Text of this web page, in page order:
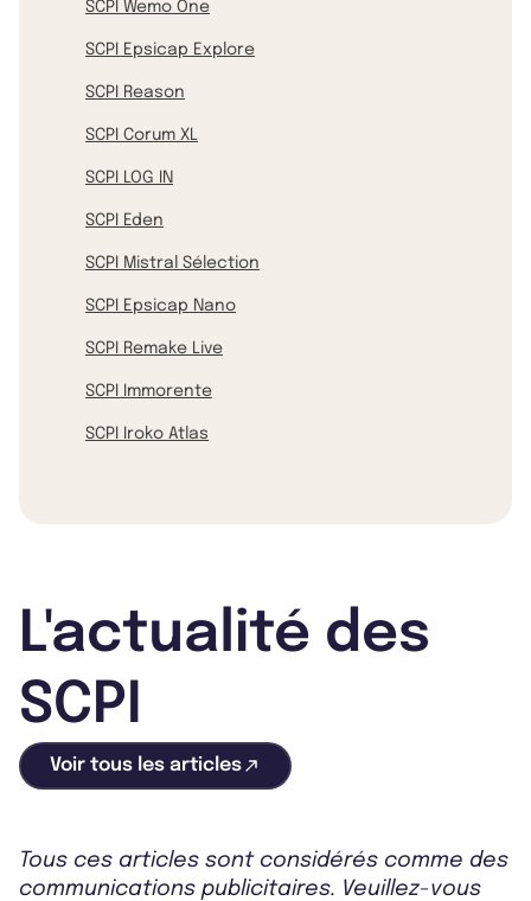
SCPI Wemo One
SCPI Epsicap Explore
SCPI Reason
SCPI Corum XL
SCPI LOG IN
SCPI Eden
SCPI Mistral Sélection
SCPI Epsicap Nano
SCPI Remake Live
SCPI Immorente
SCPI Iroko Atlas
L'actualité des
SCPI
Voir tous les articles
Tous ces articles sont considérés comme des
communications publicitaires. Veuillez-vous